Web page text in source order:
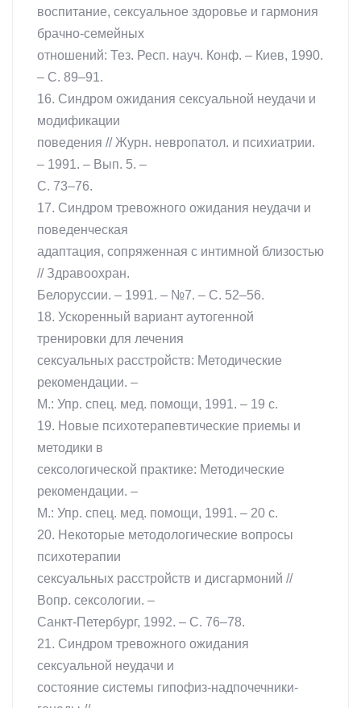
воспитание, сексуальное здоровье и гармония
брачно-семейных
отношений: Тез. Респ. науч. Конф. – Киев, 1990.
– С. 89–91.
16. Синдром ожидания сексуальной неудачи и
модификации
поведения // Журн. невропатол. и психиатрии.
– 1991. – Вып. 5. –
С. 73–76.
17. Синдром тревожного ожидания неудачи и
поведенческая
адаптация, сопряженная с интимной близостью
// Здравоохран.
Белоруссии. – 1991. – №7. – С. 52–56.
18. Ускоренный вариант аутогенной
тренировки для лечения
сексуальных расстройств: Методические
рекомендации. –
М.: Упр. спец. мед. помощи, 1991. – 19 с.
19. Новые психотерапевтические приемы и
методики в
сексологической практике: Методические
рекомендации. –
М.: Упр. спец. мед. помощи, 1991. – 20 с.
20. Некоторые методологические вопросы
психотерапии
сексуальных расстройств и дисгармоний //
Вопр. сексологии. –
Санкт-Петербург, 1992. – С. 76–78.
21. Синдром тревожного ожидания
сексуальной неудачи и
состояние системы гипофиз-надпочечники-